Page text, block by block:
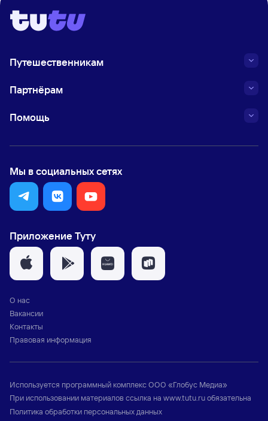
Путешественникам
Партнёрам
Помощь
Мы в социальных сетях
Приложение Туту
О нас
Вакансии
Контакты
Правовая информация
Используется программный комплексООО «Глобус Медиа»
При использовании материалов ссылка на www.tutu.ruобязательна
Политика обработки персональных данных